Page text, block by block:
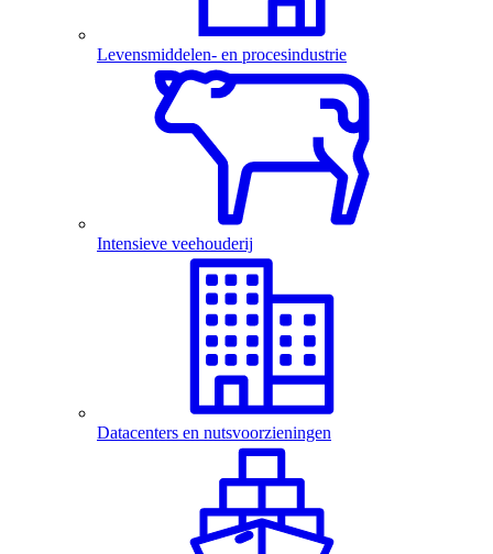
Levensmiddelen- en procesindustrie
Intensieve veehouderij
Datacenters en nutsvoorzieningen